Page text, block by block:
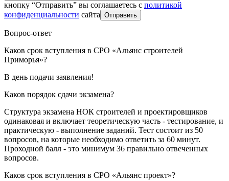
кнопку “Отправить” вы соглашаетесь с политикой
конфиденциальности сайта Отправить
Вопрос-ответ
Каков срок вступления в СРО «Альянс строителей
Приморья»?
В день подачи заявления!
Каков порядок сдачи экзамена?
Структура экзамена НОК строителей и проектировщиков
одинаковая и включает теоретическую часть - тестирование, и
практическую - выполнение заданий. Тест состоит из 50
вопросов, на которые необходимо ответить за 60 минут.
Проходной балл - это минимум 36 правильно отвеченных
вопросов.
Каков срок вступления в СРО «Альянс проект»?